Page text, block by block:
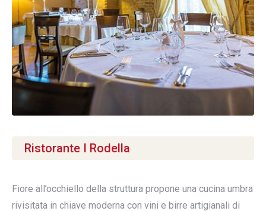
Ristorante I Rodella
Fiore all’occhiello della struttura propone una cucina umbra
rivisitata in chiave moderna con vini e birre artigianali di